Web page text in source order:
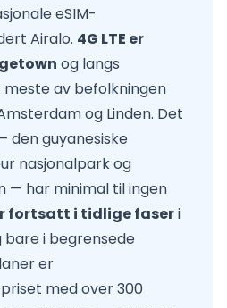
eSIM-
Airalo. 4G LTE er
og langs
av befolkningen
og Linden. Det
den guyanesiske
nasjonalpark og
— har minimal til ingen
fortsatt i tidlige faseri
bare i begrensede
er
med over 300